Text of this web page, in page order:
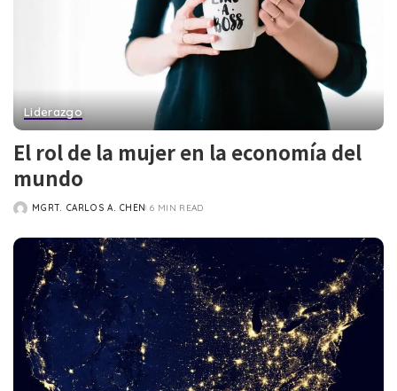
Liderazgo
El rol de la mujer en la economía del
mundo
POSTED
MGRT. CARLOS A. CHEN 6 MIN READ